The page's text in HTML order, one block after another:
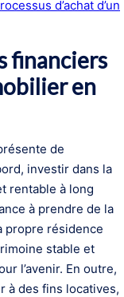
d’achat d’un
financiers
en
de
investir dans la
rentable à long
à prendre de la
propre résidence
stable et
l’avenir. En outre,
à des fins locatives,